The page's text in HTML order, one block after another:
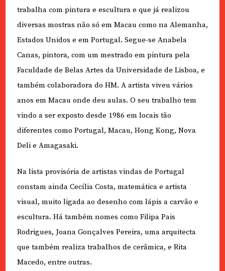
trabalha com pintura e escultura e que já realizou
diversas mostras não só em Macau como na Alemanha,
Estados Unidos e em Portugal. Segue-se Anabela
Canas, pintora, com um mestrado em pintura pela
Faculdade de Belas Artes da Universidade de Lisboa, e
também colaboradora do HM. A artista viveu vários
anos em Macau onde deu aulas. O seu trabalho tem
vindo a ser exposto desde 1986 em locais tão
diferentes como Portugal, Macau, Hong Kong, Nova
Deli e Amagasaki.
Na lista provisória de artistas vindas de Portugal
constam ainda Cecília Costa, matemática e artista
visual, muito ligada ao desenho com lápis a carvão e
escultura. Há também nomes como Filipa Pais
Rodrigues, Joana Gonçalves Pereira, uma arquitecta
que também realiza trabalhos de cerâmica, e Rita
Macedo, entre outras.